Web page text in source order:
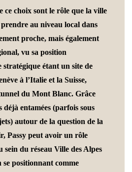
ce choix sont le rôle que la ville
au niveau local dans
proche, mais également
vu sa position
stratégique étant un site de
à l’Italie et la Suisse,
du Mont Blanc. Grâce
déjà entamées (parfois sous
autour de la question de la
Passy peut avoir un rôle
sein du réseau Ville des Alpes
se positionnant comme